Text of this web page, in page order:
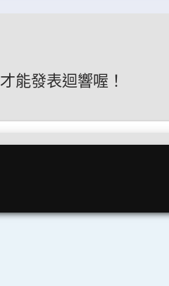
才能發表迴響喔！